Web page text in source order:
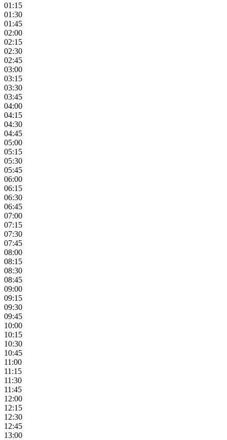
01:15
01:30
01:45
02:00
02:15
02:30
02:45
03:00
03:15
03:30
03:45
04:00
04:15
04:30
04:45
05:00
05:15
05:30
05:45
06:00
06:15
06:30
06:45
07:00
07:15
07:30
07:45
08:00
08:15
08:30
08:45
09:00
09:15
09:30
09:45
10:00
10:15
10:30
10:45
11:00
11:15
11:30
11:45
12:00
12:15
12:30
12:45
13:00